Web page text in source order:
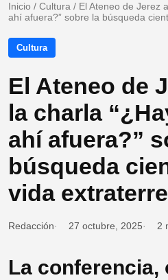
Inicio / Cultura / El Ateneo de Jerez
ahí afuera?” sobre la búsqueda
Cultura
El Ateneo de
la charla
ahí afuera?”
búsqueda
vida
Redacción 27 octubre, 2025 2
La conferencia,